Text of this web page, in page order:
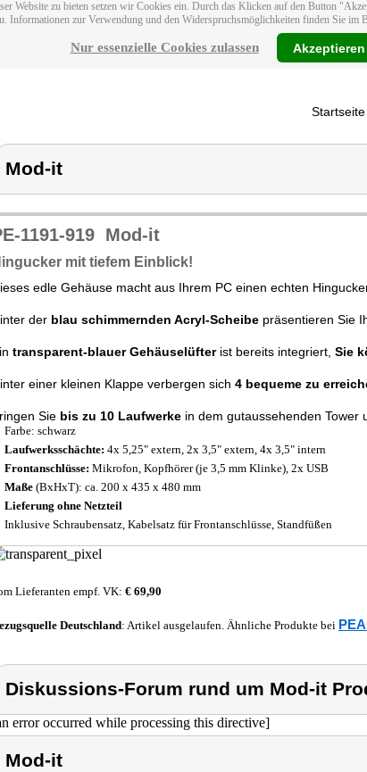
Website zu bieten setzen wir Cookies ein. Durch das Klicken auf den Button
Informationen zur Verwendung und den Widerspruchsmöglichkeiten finden Sie im
Nur essenzielle Cookies zulassen Akzeptieren
Startseite
Mod-it
1191-919 Mod-it
mit tiefem Einblick!
edle Gehäuse macht aus Ihrem PC einen echten
der blau schimmernden Acryl-Scheibe präsentieren Sie
transparent-blauer Gehäuselüfterist bereits integriert, Sie
einer kleinen Klappe verbergen sich 4 bequeme zu
Sie bis zu 10 Laufwerke in dem gutaussehenden Tower
Farbe: schwarz
Laufwerksschächte: 4x 5,25" extern, 2x 3,5" extern, 4x 3,5" intern
Frontanschlüsse: Mikrofon, Kopfhörer (je 3,5 mm Klinke), 2x USB
Maße (BxHxT): ca. 200 x 435 x 480 mm
Lieferung ohne Netzteil
Inklusive Schraubensatz, Kabelsatz für Frontanschlüsse, Standfüßen
Lieferanten empf. VK: € 69,90
Deutschland: Artikel ausgelaufen. Ähnliche Produkte bei
Diskussions-Forum rund um Mod-it
error occurred while processing this directive]
Mod-it